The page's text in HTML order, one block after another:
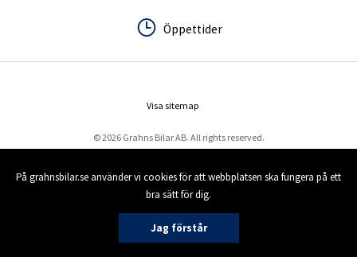
På grahnsbilar.se använder vi cookies för att webbplatsen ska fungera på ett
bra sätt för dig.
Jag förstår
Öppettider
Öppettider
© 2026 Grahns Bilar AB. All rights reserved.
Visa sitemap